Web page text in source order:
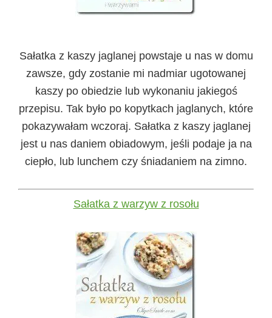
Sałatka z kaszy jaglanej powstaje u nas w domu
zawsze, gdy zostanie mi nadmiar ugotowanej
kaszy po obiedzie lub wykonaniu jakiegoś
przepisu. Tak było po kopytkach jaglanych, które
pokazywałam wczoraj. Sałatka z kaszy jaglanej
jest u nas daniem obiadowym, jeśli podaje ja na
ciepło, lub lunchem czy śniadaniem na zimno.
Sałatka z warzyw z rosołu